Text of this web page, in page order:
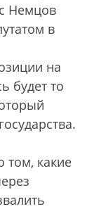
Немцов
в
на
будет то
том, какие